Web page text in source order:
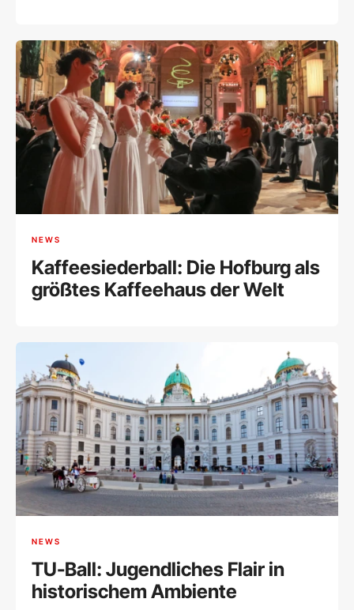
NEWS
Kaffeesiederball: Die Hofburg als
größtes Kaffeehaus der Welt
NEWS
TU-Ball: Jugendliches Flair in
historischem Ambiente